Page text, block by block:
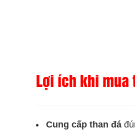
Lợi ích khi mua
Cung cấp than đá